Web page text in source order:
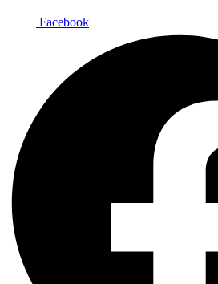
Facebook